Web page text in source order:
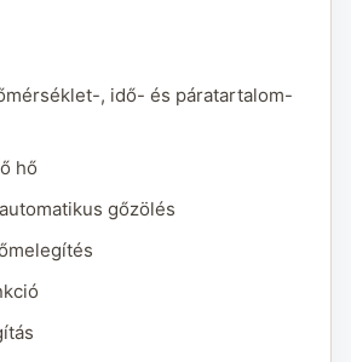
, idő- és páratartalom-
hő
gőzölés